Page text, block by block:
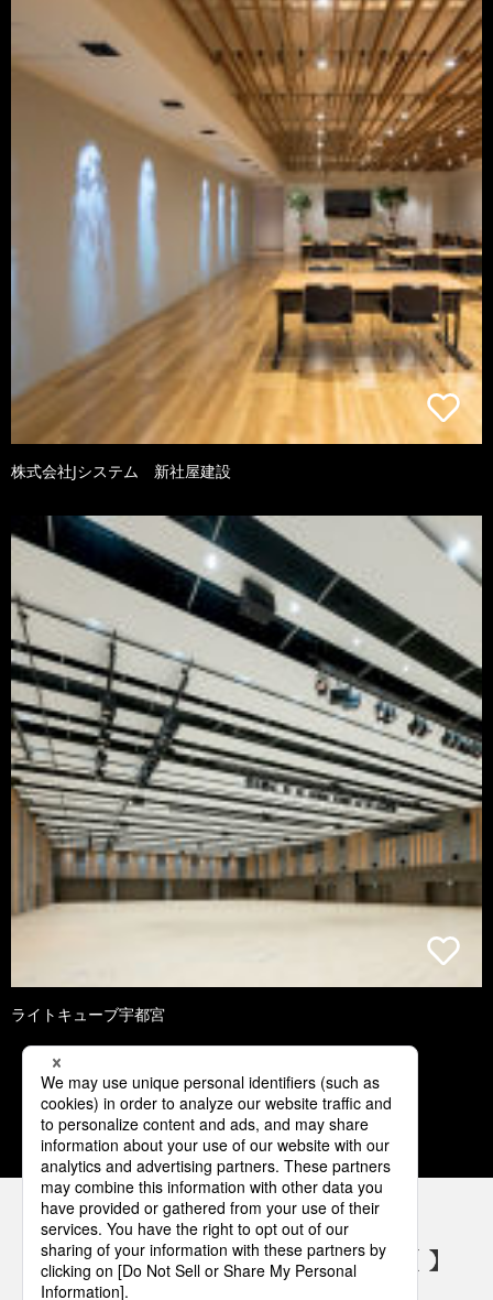
株式会社Jシステム 新社屋建設
ライトキューブ宇都宮
3 4 5 6 7
パナソニックの電気設備 SNSアカウント